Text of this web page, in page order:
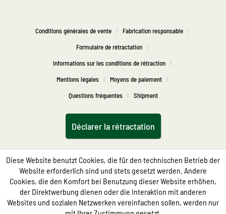
Conditions générales de vente
Fabrication responsable
Formulaire de rétractation
Informations sur les conditions de rétraction
Mentions légales
Moyens de paiement
Questions fréquentes
Shipment
Déclarer la rétractation
Diese Website benutzt Cookies, die für den technischen Betrieb der
Website erforderlich sind und stets gesetzt werden. Andere
Cookies, die den Komfort bei Benutzung dieser Website erhöhen,
der Direktwerbung dienen oder die Interaktion mit anderen
Websites und sozialen Netzwerken vereinfachen sollen, werden nur